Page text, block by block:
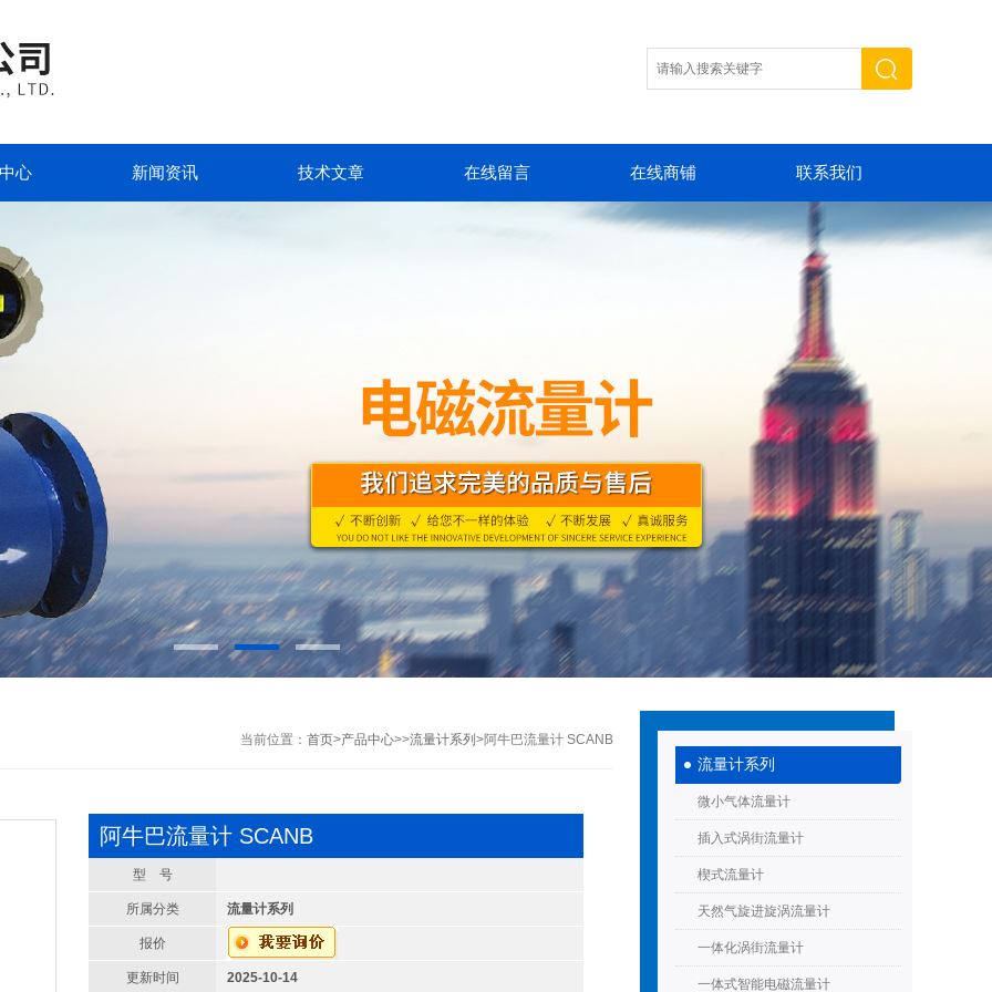
心 新闻资讯 技术文章 在线留言 在线商铺 联系我们
流量计系列
微小气体流量计
插入式涡街流量计
楔式流量计
天然气旋进旋涡流量计
一体化涡街流量计
一体式智能电磁流量计
当前位置： 首页>产品中心>>流量计系列 >阿牛巴流量计 SCANB
阿牛巴流量计 SCANB
型 号
所属分类 流量计系列
报价
更新时间 2025-10-14